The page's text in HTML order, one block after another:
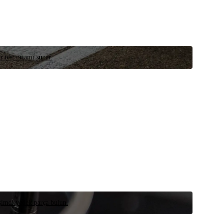
test ortamı sunar.
yedek parça bulun.